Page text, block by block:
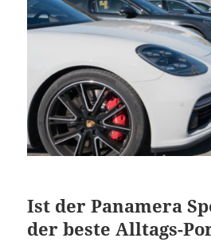
Ist der Panamera
der beste Alltags-